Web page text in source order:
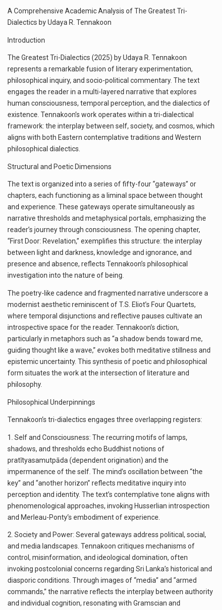
A Comprehensive Academic Analysis of The Greatest Tri-
Dialectics by Udaya R. Tennakoon
Introduction
The Greatest Tri-Dialectics (2025) by Udaya R. Tennakoon
represents a remarkable fusion of literary experimentation,
philosophical inquiry, and socio-political commentary. The text
engages the reader in a multi-layered narrative that explores
human consciousness, temporal perception, and the dialectics of
existence. Tennakoon’s work operates within a tri-dialectical
framework: the interplay between self, society, and cosmos, which
aligns with both Eastern contemplative traditions and Western
philosophical dialectics.
Structural and Poetic Dimensions
The text is organized into a series of fifty-four “gateways” or
chapters, each functioning as a liminal space between thought
and experience. These gateways operate simultaneously as
narrative thresholds and metaphysical portals, emphasizing the
reader’s journey through consciousness. The opening chapter,
“First Door: Revelation,” exemplifies this structure: the interplay
between light and darkness, knowledge and ignorance, and
presence and absence, reflects Tennakoon’s philosophical
investigation into the nature of being.
The poetry-like cadence and fragmented narrative underscore a
modernist aesthetic reminiscent of T.S. Eliot’s Four Quartets,
where temporal disjunctions and reflective pauses cultivate an
introspective space for the reader. Tennakoon’s diction,
particularly in metaphors such as “a shadow bends toward me,
guiding thought like a wave,” evokes both meditative stillness and
epistemic uncertainty. This synthesis of poetic and philosophical
form situates the work at the intersection of literature and
philosophy.
Philosophical Underpinnings
Tennakoon’s tri-dialectics engages three overlapping registers:
1. Self and Consciousness: The recurring motifs of lamps,
shadows, and thresholds echo Buddhist notions of
pratītyasamutpāda (dependent origination) and the
impermanence of the self. The mind’s oscillation between “the
key” and “another horizon” reflects meditative inquiry into
perception and identity. The text’s contemplative tone aligns with
phenomenological approaches, invoking Husserlian introspection
and Merleau-Ponty’s embodiment of experience.
2. Society and Power: Several gateways address political, social,
and media landscapes. Tennakoon critiques mechanisms of
control, misinformation, and ideological domination, often
invoking postcolonial concerns regarding Sri Lanka’s historical and
diasporic conditions. Through images of “media” and “armed
commands,” the narrative reflects the interplay between authority
and individual cognition, resonating with Gramscian and